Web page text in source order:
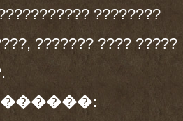
????????
??????? ???? ?????